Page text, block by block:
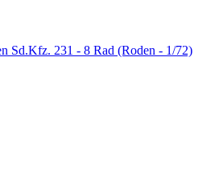
Sd.Kfz. 231 - 8 Rad (Roden - 1/72)